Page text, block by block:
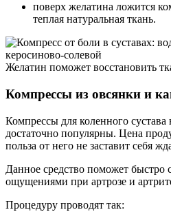
поверх желатина ложится
теплая натуральная ткань.
Желатин поможет восстановить
Компрессы из овсянки и
Компрессы для коленного сустава
достаточно популярны. Цена
польза от него не заставит себя
Данное средство поможет быстро
ощущениями при артрозе и
Процедуру проводят так: